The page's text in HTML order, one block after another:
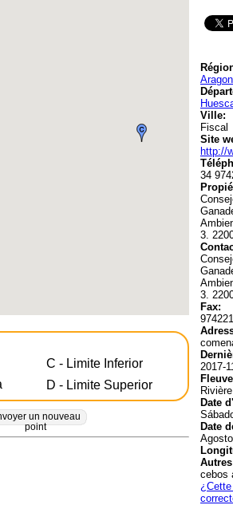
C - Limite Inferior
D - Limite Superior
un nouveau
point
Aragon
Ville:
Fiscal
Site
http://
34
3.
3.
Fax:
2017-
Date
Date
Agosto
cebos